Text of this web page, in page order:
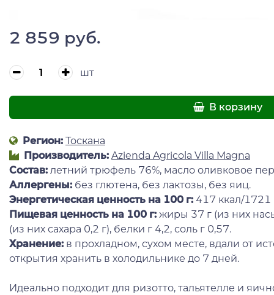
2 859 руб.
шт
В корзину
Регион: Тоскана
Производитель: Azienda Agricola Villa Magna
Состав: летний трюфель 76%, масло оливковое
Аллергены: без глютена, без лактозы, без яиц.
Энергетическая ценность на 100 г: 417 ккал/
Пищевая ценность на 100 г: жиры 37 г (из них
(из них сахара 0,2 г), белки г 4,2, соль г 0,57.
Хранение: в прохладном, сухом месте, вдали от
открытия хранить в холодильнике до 7 дней.
Идеально подходит для ризотто, тальятелле и